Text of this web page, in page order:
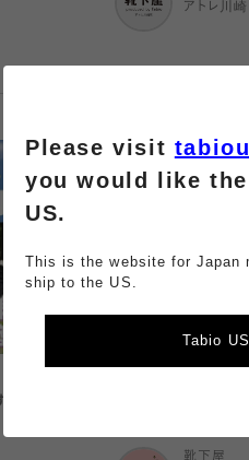
アトレ川崎
め☀️】UV
Please visit
you would like
US.
This is the website for Japan
ship to the US.
Tabio